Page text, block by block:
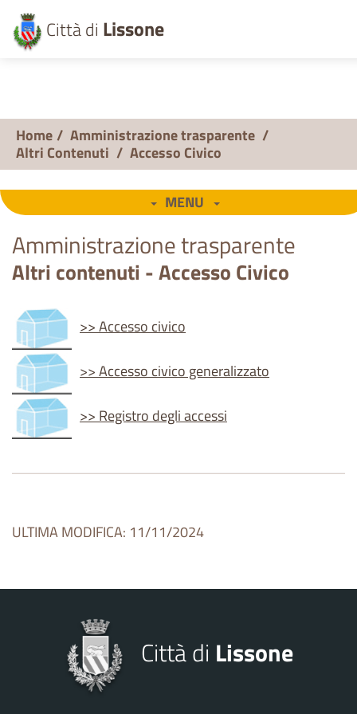
Città di Lissone
Home/ Amministrazione trasparente /
Altri Contenuti / Accesso Civico
MENU
Amministrazione trasparente
Altri contenuti - Accesso Civico
>> Accesso civico
>> Accesso civico generalizzato
>> Registro degli accessi
ULTIMA MODIFICA: 11/11/2024
Città di Lissone